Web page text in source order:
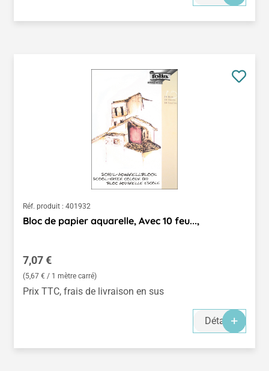
Réf. produit : 401932
Bloc de papier aquarelle, Avec 10 feu...,
Prix régulier :
7,07 €
(5,67 € / 1 mètre carré)
Prix TTC, frais de livraison en sus
Détails